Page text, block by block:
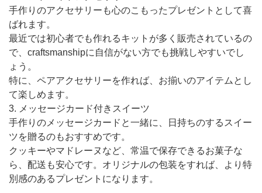
手作りのアクセサリーも心のこもったプレゼントとして喜
ばれます。
最近では初心者でも作れるキットが多く販売されているの
で、craftsmanshipに自信がない方でも挑戦しやすいでし
ょう。
特に、ペアアクセサリーを作れば、お揃いのアイテムとし
て楽しめます。
3. メッセージカード付きスイーツ
手作りのメッセージカードと一緒に、日持ちのするスイー
ツを贈るのもおすすめです。
クッキーやマドレーヌなど、常温で保存できるお菓子な
ら、配送も安心です。オリジナルの包装をすれば、より特
別感のあるプレゼントになります。